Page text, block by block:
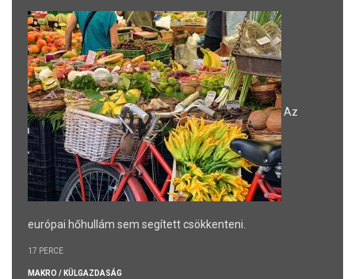
Az
európai hőhullám sem segített csökkenteni.
17 PERCE
MAKRO / KÜLGAZDASÁG